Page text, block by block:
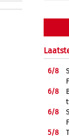
6/8
6/8
6/8
5/8